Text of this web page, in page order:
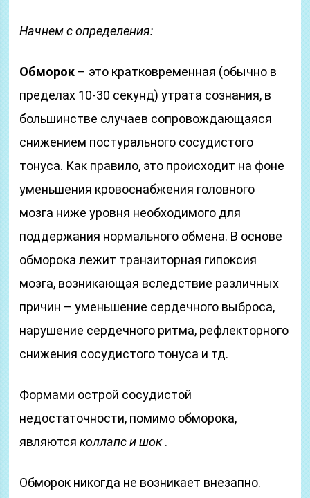
Начнем с определения:
Обморок – это кратковременная (обычно в
пределах 10-30 секунд) утрата сознания, в
большинстве случаев сопровождающаяся
снижением постурального сосудистого
тонуса. Как правило, это происходит на фоне
уменьшения кровоснабжения головного
мозга ниже уровня необходимого для
поддержания нормального обмена. В основе
обморока лежит транзиторная гипоксия
мозга, возникающая вследствие различных
причин – уменьшение сердечного выброса,
нарушение сердечного ритма, рефлекторного
снижения сосудистого тонуса и тд.
Формами острой сосудистой
недостаточности, помимо обморока,
являютсяколлапс и шок.
Обморок никогда не возникает внезапно.